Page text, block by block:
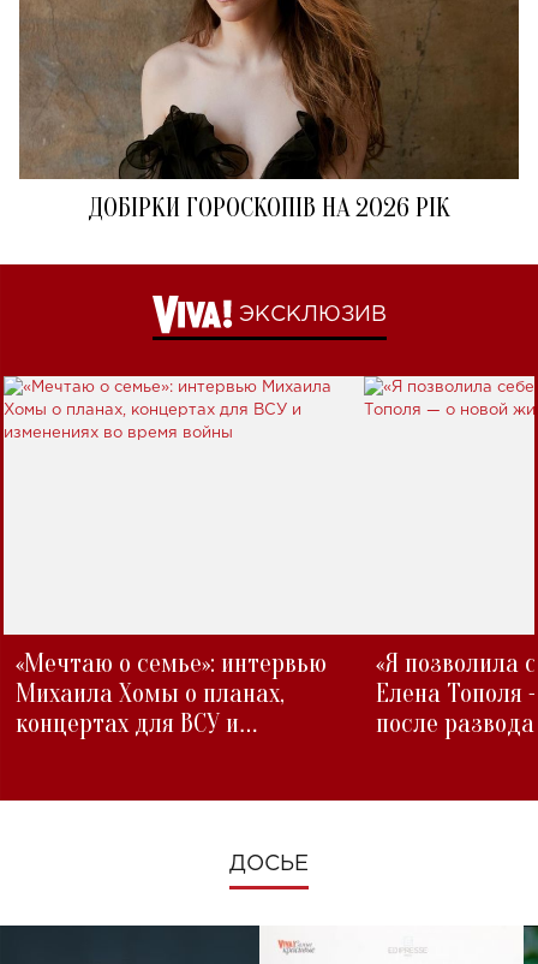
ДОБІРКИ ГОРОСКОПІВ НА 2026 РІК
ЭКСКЛЮЗИВ
«Мечтаю о семье»: интервью
Михаила Хомы о планах,
концертах для ВСУ и
«Я позволила
Елена Тополя
после развода
ДОСЬЕ